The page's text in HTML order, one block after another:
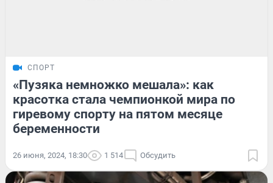
СПОРТ
«Пузяка немножко мешала»: как
красотка стала чемпионкой мира по
гиревому спорту на пятом месяце
беременности
26 июня, 2024, 18:30 1 514 Обсудить